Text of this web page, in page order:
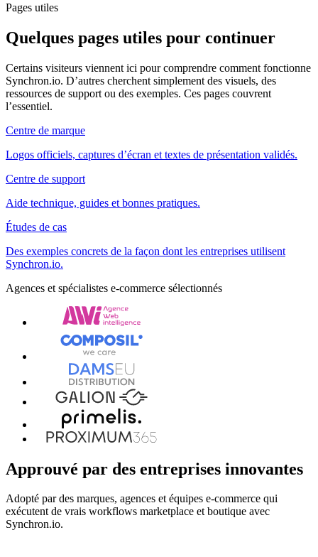
Pages utiles
Quelques pages utiles pour continuer
Certains visiteurs viennent ici pour comprendre comment fonctionne
Synchron.io. D’autres cherchent simplement des visuels, des
ressources de support ou des exemples. Ces pages couvrent
l’essentiel.
Centre de marque
Logos officiels, captures d’écran et textes de présentation validés.
Centre de support
Aide technique, guides et bonnes pratiques.
Études de cas
Des exemples concrets de la façon dont les entreprises utilisent
Synchron.io.
Agences et spécialistes e-commerce sélectionnés
Approuvé par des entreprises innovantes
Adopté par des marques, agences et équipes e-commerce qui
exécutent de vrais workflows marketplace et boutique avec
Synchron.io.